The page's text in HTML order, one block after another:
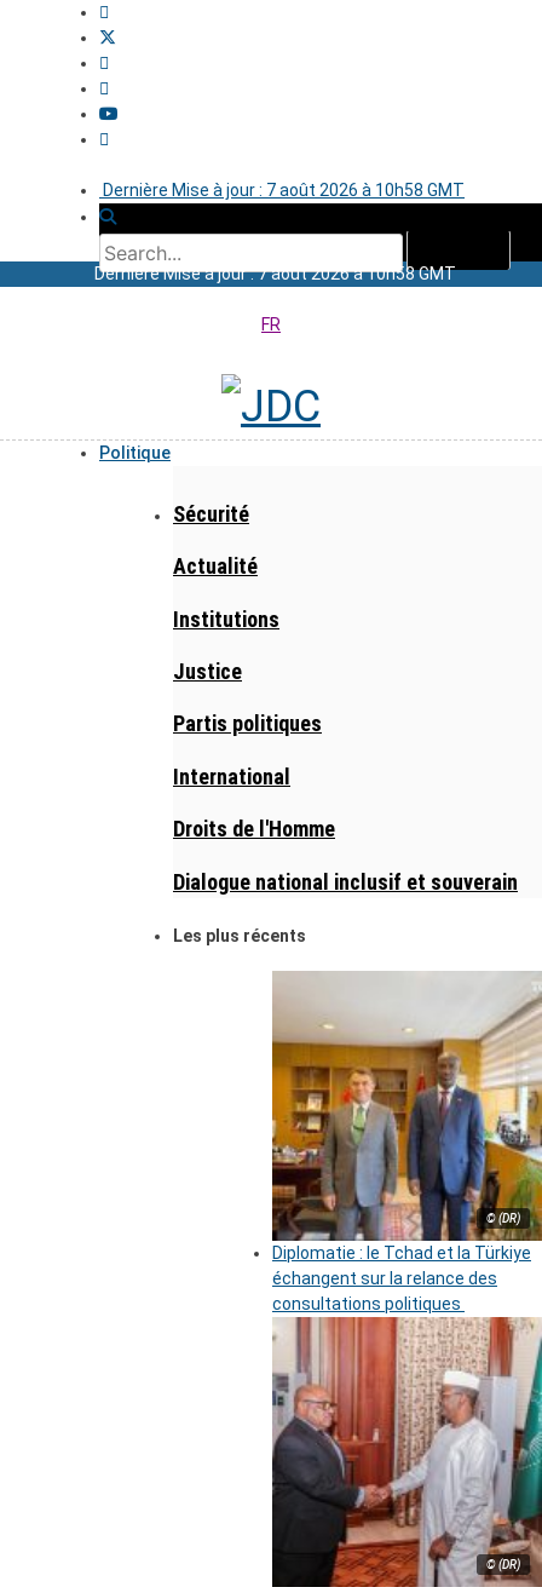
Dernière Mise à jour : 7 août 2026 à 10h58 GMT
Dernière Mise à jour : 7 août 2026 à 10h58 GMT
FR
Politique
Sécurité
Actualité
Institutions
Justice
Partis politiques
International
Droits de l'Homme
Dialogue national inclusif et souverain
Les plus récents
© (DR)
Diplomatie : le Tchad et la Türkiye
échangent sur la relance des
consultations politiques
© (DR)